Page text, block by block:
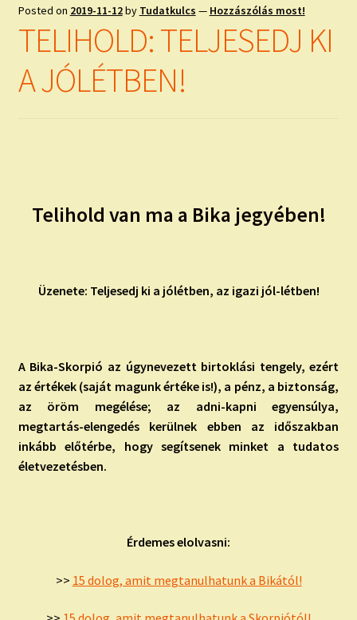
Posted on 2019-11-12by Tudatkulcs — Hozzászólás most!
TELIHOLD: TELJESEDJ KI
A JÓLÉTBEN!
Telihold van ma a Bika jegyében!
Üzenete: Teljesedj ki a jólétben, az igazi jól-létben!
A Bika-Skorpió az úgynevezett birtoklási tengely, ezért
az értékek (saját magunk értéke is!), a pénz, a biztonság,
az öröm megélése; az adni-kapni egyensúlya,
megtartás-elengedés kerülnek ebben az időszakban
inkább előtérbe, hogy segítsenek minket a tudatos
életvezetésben.
Érdemes elolvasni:
>> 15 dolog, amit megtanulhatunk a Bikától!